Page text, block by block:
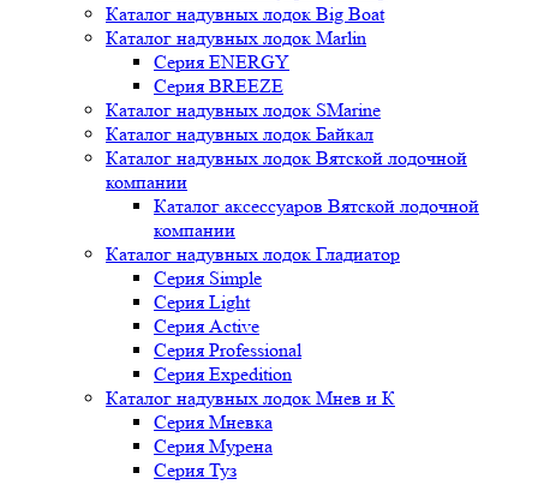
Каталог надувных лодок Big Boat
Каталог надувных лодок Marlin
Серия ENERGY
Серия BREEZE
Каталог надувных лодок SMarine
Каталог надувных лодок Байкал
Каталог надувных лодок Вятской лодочной
компании
Каталог аксессуаров Вятской лодочной
компании
Каталог надувных лодок Гладиатор
Серия Simple
Серия Light
Серия Active
Серия Professional
Серия Expedition
Каталог надувных лодок Мнев и К
Серия Мневка
Серия Мурена
Серия Туз